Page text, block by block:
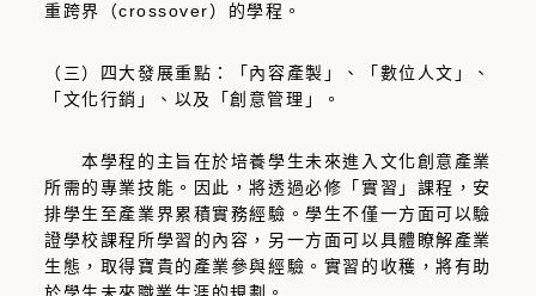
重跨界（crossover）的學程。
（三）四大發展重點：「內容產製」、「數位人文」、
「文化行銷」、以及「創意管理」。
本學程的主旨在於培養學生未來進入文化創意產業
所需的專業技能。因此，將透過必修「實習」課程，安
排學生至產業界累積實務經驗。學生不僅一方面可以驗
證學校課程所學習的內容，另一方面可以具體瞭解產業
生態，取得寶貴的產業參與經驗。實習的收穫，將有助